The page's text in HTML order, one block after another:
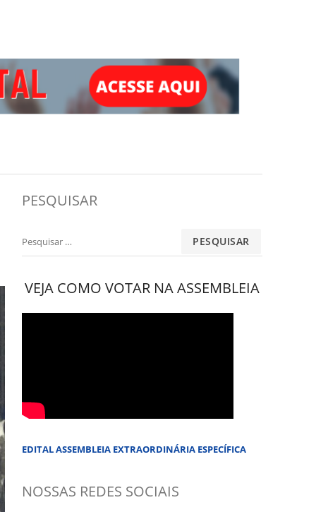
PESQUISAR
Pesquisar
VEJA COMO VOTAR NA ASSEMBLEIA
EDITAL ASSEMBLEIA EXTRAORDINÁRIA ESPECÍFICA
NOSSAS REDES SOCIAIS